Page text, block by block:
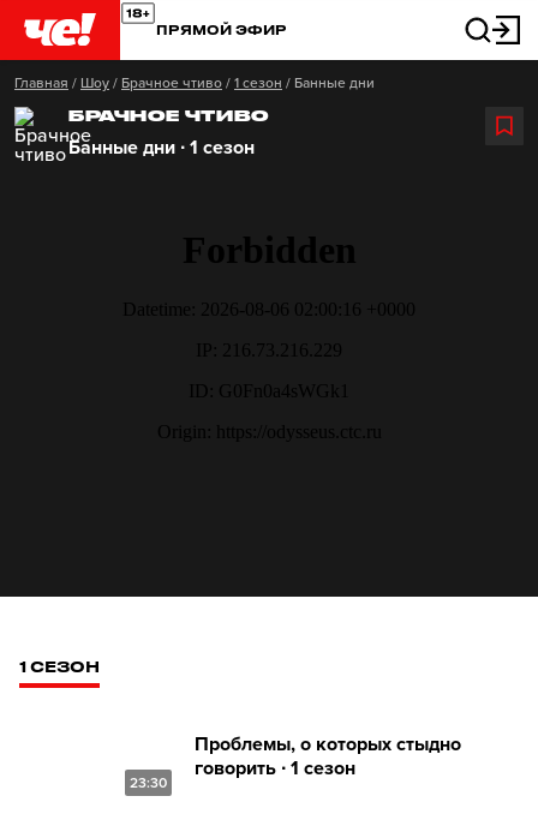
ПРЯМОЙ ЭФИР
Главная / Шоу / Брачное чтиво / 1 сезон / Банные дни
БРАЧНОЕ ЧТИВО
Банные дни ∙ 1 сезон
1 СЕЗОН
23:30
Проблемы, о которых стыдно
говорить ∙ 1 сезон